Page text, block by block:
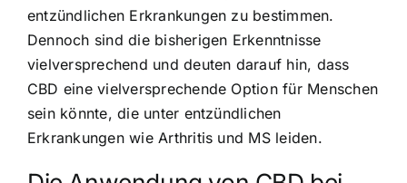
entzündlichen Erkrankungen zu bestimmen.
Dennoch sind die bisherigen Erkenntnisse
vielversprechend und deuten darauf hin, dass
CBD eine vielversprechende Option für Menschen
sein könnte, die unter entzündlichen
Erkrankungen wie Arthritis und MS leiden.